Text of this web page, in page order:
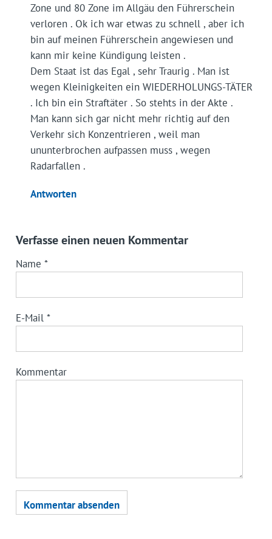
Zone und 80 Zone im Allgäu den Führerschein
verloren . Ok ich war etwas zu schnell , aber ich
bin auf meinen Führerschein angewiesen und
kann mir keine Kündigung leisten .
Dem Staat ist das Egal , sehr Traurig . Man ist
wegen Kleinigkeiten ein WIEDERHOLUNGS-TÄTER
. Ich bin ein Straftäter . So stehts in der Akte .
Man kann sich gar nicht mehr richtig auf den
Verkehr sich Konzentrieren , weil man
ununterbrochen aufpassen muss , wegen
Radarfallen .
Antworten
Verfasse einen neuen Kommentar
Name *
E-Mail *
Kommentar